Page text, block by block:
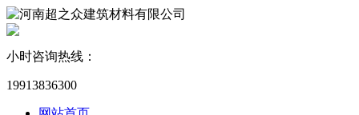
小时咨询热线：
19913836300